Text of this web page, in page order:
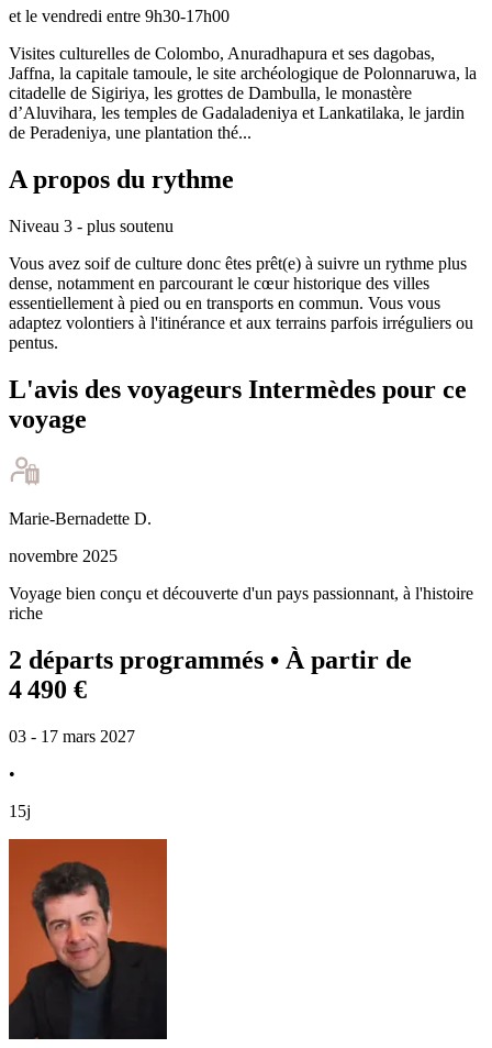
et le vendredi entre 9h30-17h00
Visites culturelles de Colombo, Anuradhapura et ses dagobas,
Jaffna, la capitale tamoule, le site archéologique de Polonnaruwa, la
citadelle de Sigiriya, les grottes de Dambulla, le monastère
d’Aluvihara, les temples de Gadaladeniya et Lankatilaka, le jardin
de Peradeniya, une plantation thé...
A propos du rythme
Niveau 3 - plus soutenu
Vous avez soif de culture donc êtes prêt(e) à suivre un rythme plus
dense, notamment en parcourant le cœur historique des villes
essentiellement à pied ou en transports en commun. Vous vous
adaptez volontiers à l'itinérance et aux terrains parfois irréguliers ou
pentus.
L'avis des voyageurs Intermèdes pour ce
voyage
Marie-Bernadette D.
novembre 2025
Voyage bien conçu et découverte d'un pays passionnant, à l'histoire
riche
2 départs programmés • À partir de
4 490 €
03 - 17 mars 2027
•
15j